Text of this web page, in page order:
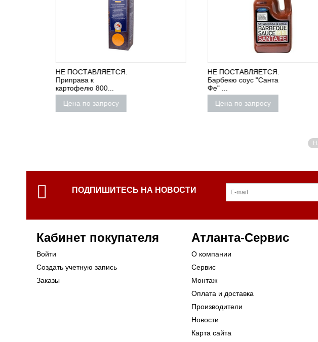
НЕ ПОСТАВЛЯЕТСЯ.
Приправа к
картофелю 800...
Цена по запросу
НЕ ПОСТАВЛЯЕТСЯ.
Барбекю соус "Санта
Фе" ...
Цена по запросу
ПОДПИШИТЕСЬ НА НОВОСТИ
Кабинет покупателя
Войти
Создать учетную запись
Заказы
Атланта-Сервис
О компании
Сервис
Монтаж
Оплата и доставка
Производители
Новости
Карта сайта